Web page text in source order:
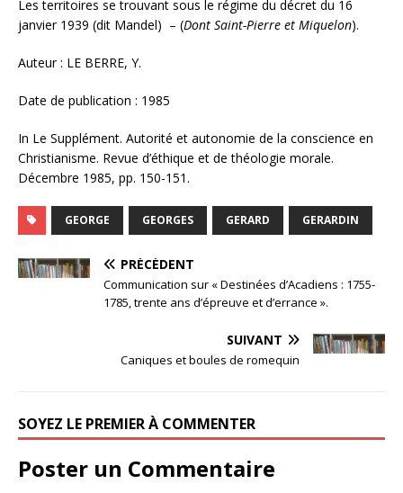
Les territoires se trouvant sous le régime du décret du 16
janvier 1939 (dit Mandel) – (Dont Saint-Pierre et Miquelon).
Auteur : LE BERRE, Y.
Date de publication : 1985
In Le Supplément. Autorité et autonomie de la conscience en
Christianisme. Revue d’éthique et de théologie morale.
Décembre 1985, pp. 150-151.
GEORGE GEORGES GERARD GERARDIN
PRÉCÉDENT
Communication sur « Destinées d’Acadiens : 1755-
1785, trente ans d’épreuve et d’errance ».
SUIVANT
Caniques et boules de romequin
SOYEZ LE PREMIER À COMMENTER
Poster un Commentaire